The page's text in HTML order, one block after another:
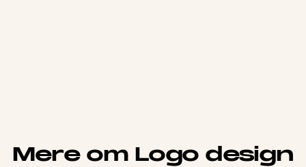
Mere om Logo design